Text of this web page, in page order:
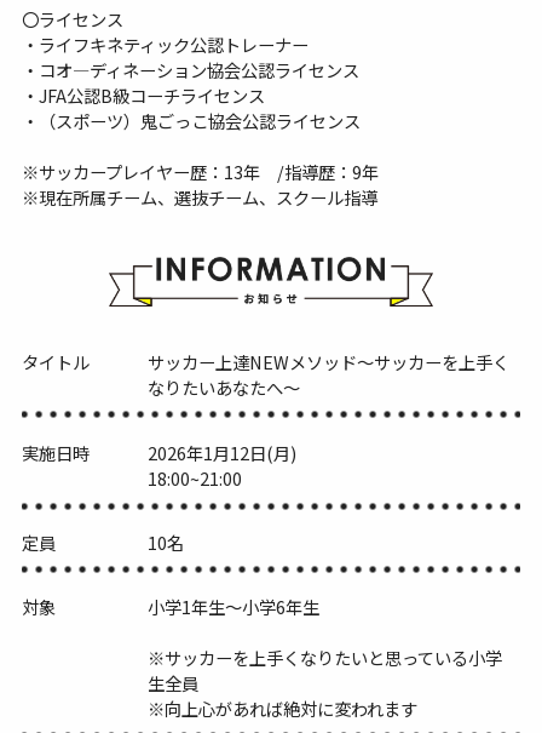
〇ライセンス
・ライフキネティック公認トレーナー
・コオ―ディネーション協会公認ライセンス
・JFA公認B級コーチライセンス
・（スポーツ）鬼ごっこ協会公認ライセンス
※サッカープレイヤー歴：13年 /指導歴：9年
※現在所属チーム、選抜チーム、スクール指導
タイトル
サッカー上達NEWメソッド～サッカーを上手く
なりたいあなたへ～
実施日時
2026年1月12日(月)
18:00~21:00
定員 10名
対象
小学1年生～小学6年生
※サッカーを上手くなりたいと思っている小学
生全員
※向上心があれば絶対に変われます